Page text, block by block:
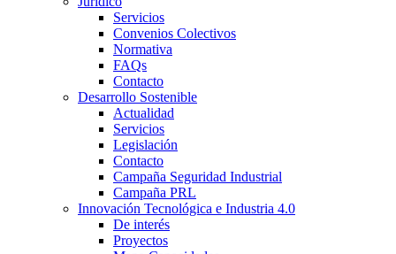
Servicios
Convenios Colectivos
Normativa
FAQs
Contacto
Desarrollo Sostenible
Actualidad
Servicios
Legislación
Contacto
Campaña Seguridad Industrial
Campaña PRL
Innovación Tecnológica e Industria 4.0
De interés
Proyectos